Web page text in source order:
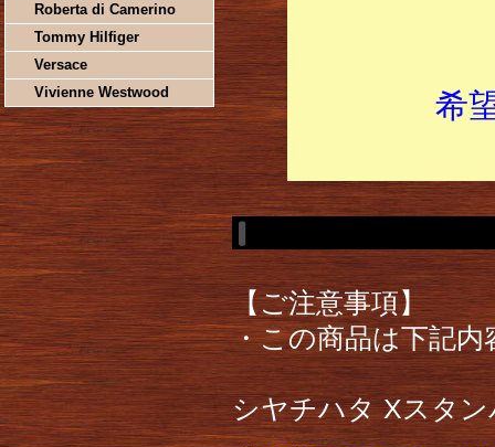
Roberta di Camerino
Tommy Hilfiger
Versace
Vivienne Westwood
希
【ご注意事項】
・この商品は下記
シヤチハタ Xスタ